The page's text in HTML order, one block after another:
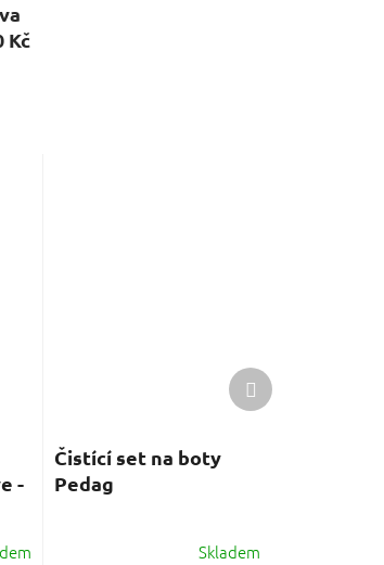
Kč
-
Čistící set na boty
Pedag
Skladem
Další
produkt